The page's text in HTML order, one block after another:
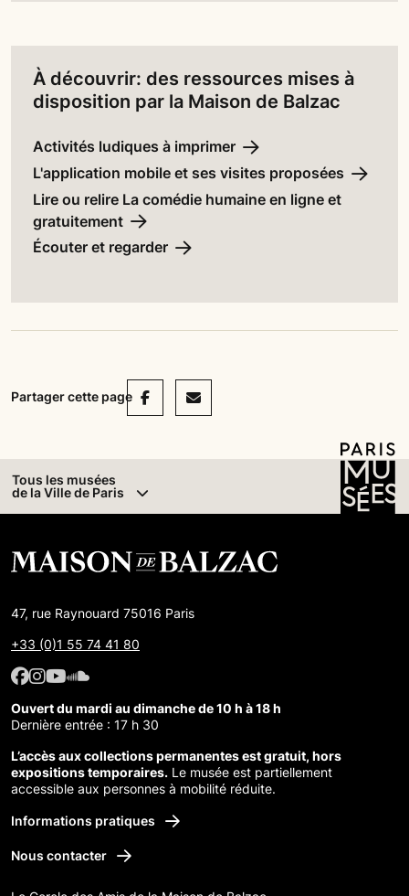
À découvrir: des ressources mises à
disposition par la Maison de Balzac
Activités ludiques à imprimer
L'application mobile et ses visites proposées
Lire ou relire La comédie humaine en ligne et
gratuitement
Écouter et regarder
Partager cette pageFacebook
Mail
Tous les musées
de la Ville de Paris
47, rue Raynouard 75016 Paris
+33 (0)1 55 74 41 80
Facebook : Maison de Balzac
Facebook : Maison de Balzac
Youtube : Maison de Balzac
SoundCloud : Maison de Balzac
Ouvert du mardi au dimanche de 10 h à 18 h
Dernière entrée : 17 h 30
L’accès aux collections permanentes est gratuit, hors
expositions temporaires. Le musée est partiellement
accessible aux personnes à mobilité réduite.
Informations pratiques
Nous contacter